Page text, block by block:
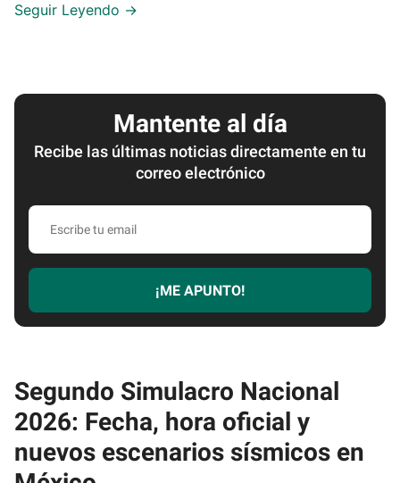
Mantente al día
Recibe las últimas noticias directamente en tu
correo electrónico
Escribe
email
¡ME APUNTO!
Segundo Simulacro Nacional
2026: Fecha, hora oficial y
nuevos escenarios sísmicos en